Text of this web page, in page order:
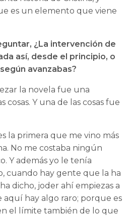
es un elemento que viene
¿La intervención de
así, desde el principio, o
avanzabas?
la novela fue una
cosas. Y una de las cosas fue
la primera que me vino más
No me costaba ningún
Y además yo le tenía
cuando hay gente que la ha
dicho, joder ahí empiezas a
hay algo raro; porque es
el límite también de lo que